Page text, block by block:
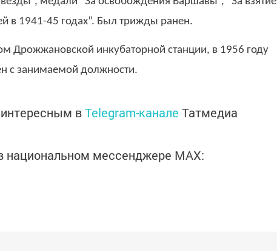
в 1941-45 годах”. Был трижды ранен.
Дрожжановской инкубаторной станции, в 1956 году
с занимаемой должности.
вTelegram-канале Татмедиа
национальном мессенджере MАХ: